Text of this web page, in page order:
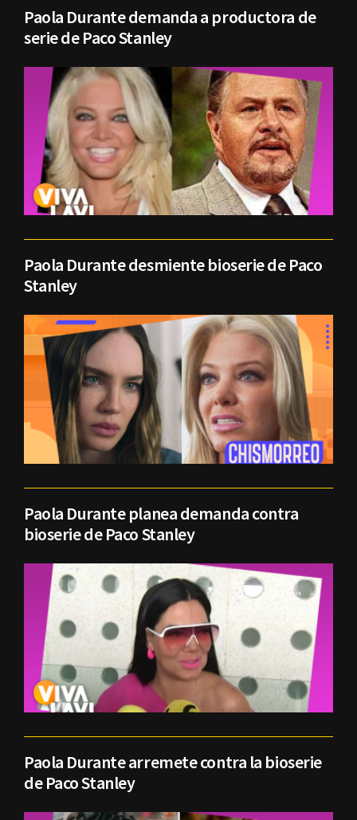
Paola Durante demanda a productora de
serie de Paco Stanley
Paola Durante desmiente bioserie de Paco
Stanley
Paola Durante planea demanda contra
bioserie de Paco Stanley
Paola Durante arremete contra la bioserie
de Paco Stanley